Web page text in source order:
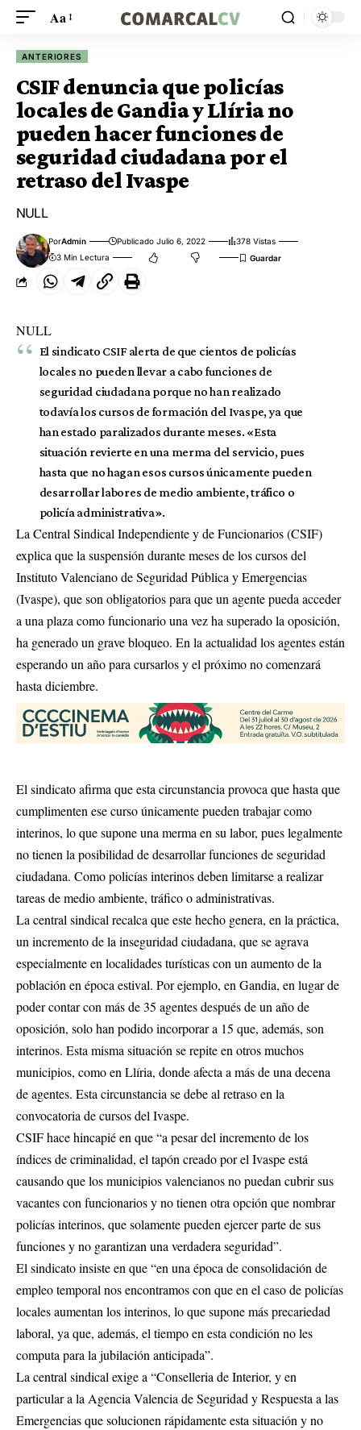
Aa
ANTERIORES
CSIF denuncia que policías
locales de Gandia y Llíria no
pueden hacer funciones de
seguridad ciudadana por el
retraso del Ivaspe
NULL
PorAdmin Publicado Julio 6, 2022
378 Vistas
3 Min Lectura
NULL
El sindicato CSIF alerta de que cientos de policías
locales no pueden llevar a cabo funciones de
seguridad ciudadana porque no han realizado
todavía los cursos de formación del Ivaspe, ya que
han estado paralizados durante meses. «Esta
situación revierte en una merma del servicio, pues
hasta que no hagan esos cursos únicamente pueden
desarrollar labores de medio ambiente, tráfico o
policía administrativa».
La Central Sindical Independiente y de Funcionarios (CSIF)
explica que la suspensión durante meses de los cursos del
Instituto Valenciano de Seguridad Pública y Emergencias
(Ivaspe), que son obligatorios para que un agente pueda acceder
a una plaza como funcionario una vez ha superado la oposición,
ha generado un grave bloqueo. En la actualidad los agentes están
esperando un año para cursarlos y el próximo no comenzará
hasta diciembre.
El sindicato afirma que esta circunstancia provoca que hasta que
cumplimenten ese curso únicamente pueden trabajar como
interinos, lo que supone una merma en su labor, pues legalmente
no tienen la posibilidad de desarrollar funciones de seguridad
ciudadana. Como policías interinos deben limitarse a realizar
tareas de medio ambiente, tráfico o administrativas.
La central sindical recalca que este hecho genera, en la práctica,
un incremento de la inseguridad ciudadana, que se agrava
especialmente en localidades turísticas con un aumento de la
población en época estival. Por ejemplo, en Gandia, en lugar de
poder contar con más de 35 agentes después de un año de
oposición, solo han podido incorporar a 15 que, además, son
interinos. Esta misma situación se repite en otros muchos
municipios, como en Llíria, donde afecta a más de una decena
de agentes. Esta circunstancia se debe al retraso en la
convocatoria de cursos del Ivaspe.
CSIF hace hincapié en que “a pesar del incremento de los
índices de criminalidad, el tapón creado por el Ivaspe está
causando que los municipios valencianos no puedan cubrir sus
vacantes con funcionarios y no tienen otra opción que nombrar
policías interinos, que solamente pueden ejercer parte de sus
funciones y no garantizan una verdadera seguridad”.
El sindicato insiste en que “en una época de consolidación de
empleo temporal nos encontramos con que en el caso de policías
locales aumentan los interinos, lo que supone más precariedad
laboral, ya que, además, el tiempo en esta condición no les
computa para la jubilación anticipada”.
La central sindical exige a “Conselleria de Interior, y en
particular a la Agencia Valencia de Seguridad y Respuesta a las
Emergencias que solucionen rápidamente esta situación y no